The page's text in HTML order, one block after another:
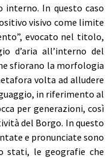
In questo caso
visivo come limite
evocato nel titolo,
d’aria all’interno del
sfiorano la morfologia
volta ad alludere
in riferimento al
per generazioni, così
del Borgo. In questo
e pronunciate sono
stati, le geografie che